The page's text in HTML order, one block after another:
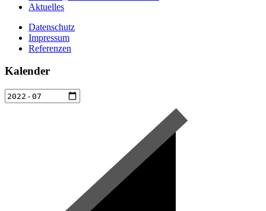
Aktuelles
Datenschutz
Impressum
Referenzen
Kalender